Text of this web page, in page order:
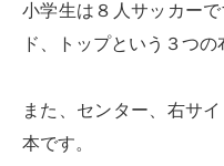
小学生は８人サッカー
ド、トップという３つの
また、センター、右サ
本です。